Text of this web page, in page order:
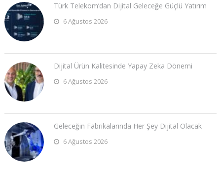
Türk Telekom’dan Dijital Geleceğe Güçlü Yatırım
6 Ağustos 2026
Dijital Ürün Kalitesinde Yapay Zeka Dönemi
6 Ağustos 2026
Geleceğin Fabrikalarında Her Şey Dijital Olacak
6 Ağustos 2026